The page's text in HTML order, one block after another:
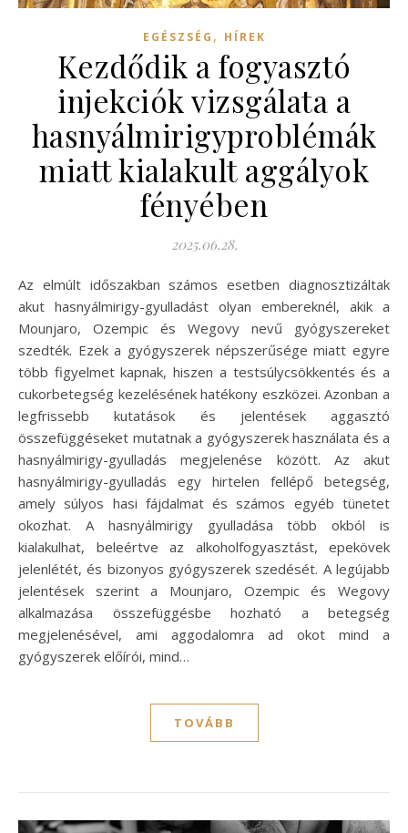
EGÉSZSÉG , HÍREK
Kezdődik a fogyasztó
injekciók vizsgálata a
hasnyálmirigyproblémák
miatt kialakult aggályok
fényében
2025.06.28.
Az elmúlt időszakban számos esetben diagnosztizáltak
akut hasnyálmirigy-gyulladást olyan embereknél, akik a
Mounjaro, Ozempic és Wegovy nevű gyógyszereket
szedték. Ezek a gyógyszerek népszerűsége miatt egyre
több figyelmet kapnak, hiszen a testsúlycsökkentés és a
cukorbetegség kezelésének hatékony eszközei. Azonban a
legfrissebb kutatások és jelentések aggasztó
összefüggéseket mutatnak a gyógyszerek használata és a
hasnyálmirigy-gyulladás megjelenése között. Az akut
hasnyálmirigy-gyulladás egy hirtelen fellépő betegség,
amely súlyos hasi fájdalmat és számos egyéb tünetet
okozhat. A hasnyálmirigy gyulladása több okból is
kialakulhat, beleértve az alkoholfogyasztást, epekövek
jelenlétét, és bizonyos gyógyszerek szedését. A legújabb
jelentések szerint a Mounjaro, Ozempic és Wegovy
alkalmazása összefüggésbe hozható a betegség
megjelenésével, ami aggodalomra ad okot mind a
gyógyszerek előírói, mind…
TOVÁBB